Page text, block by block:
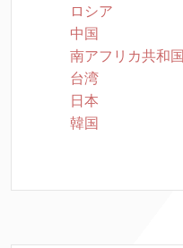
ロシア
中国
南アフリカ共和国
台湾
日本
韓国